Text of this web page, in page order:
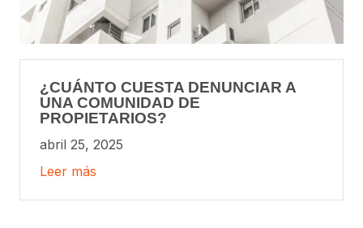
¿CUÁNTO CUESTA DENUNCIAR A
UNA COMUNIDAD DE
PROPIETARIOS?
abril 25, 2025
Leer más